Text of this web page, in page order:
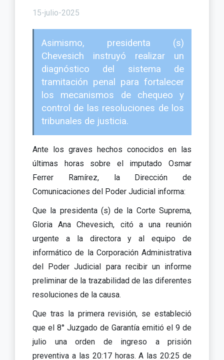
15-julio-2025
Asimismo, presidenta (s)
Chevesich instruyó realizar un
diagnóstico del sistema de
tramitación penal para fortalecer
los mecanismos de chequeo y
control de las resoluciones de los
tribunales de justicia.
Ante los graves hechos conocidos en las
últimas horas sobre el imputado Osmar
Ferrer Ramírez, la Dirección de
Comunicaciones del Poder Judicial informa:
Que la presidenta (s) de la Corte Suprema,
Gloria Ana Chevesich, citó a una reunión
urgente a la directora y al equipo de
informático de la Corporación Administrativa
del Poder Judicial para recibir un informe
preliminar de la trazabilidad de las diferentes
resoluciones de la causa.
Que tras la primera revisión, se estableció
que el 8° Juzgado de Garantía emitió el 9 de
julio una orden de ingreso a prisión
preventiva a las 20:17 horas. A las 20:25 de